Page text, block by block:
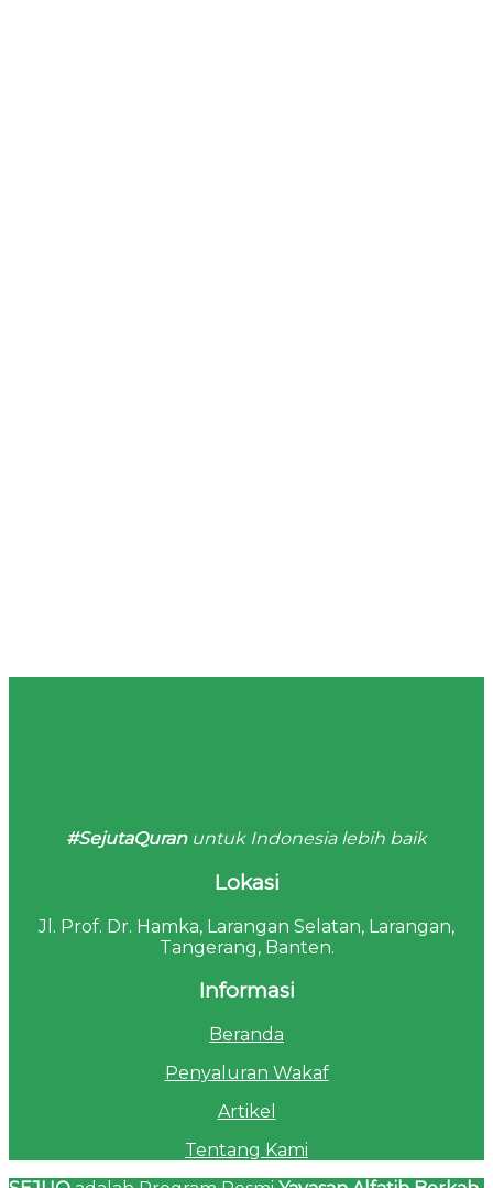
#SejutaQuranuntuk Indonesia lebih baik
Lokasi
Jl. Prof. Dr. Hamka, Larangan Selatan, Larangan,
Tangerang, Banten.
Informasi
Beranda
Penyaluran Wakaf
Artikel
Tentang Kami